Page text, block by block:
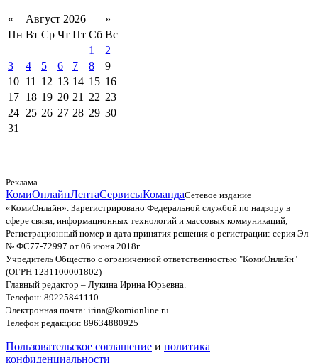
« Август 2026
»
Пн Вт Ср Чт Пт Сб Вс
1
2
3
4 5 6 7 8
9
10 11 12 13 14 15 16
17 18 19 20 21 22 23
24 25 26 27 28 29 30
31
Реклама
КомиОнлайнЛентаСервисыКомандаСетевое издание
«КомиОнлайн». Зарегистрировано Федеральной службой по надзору в
сфере связи, информационных технологий и массовых коммуникаций;
Регистрационный номер и дата принятия решения о регистрации: серия Эл
№ ФС77-72997 от 06 июня 2018г.
Учредитель Общество с ограниченной ответственностью "КомиОнлайн"
(ОГРН 1231100001802)
Главный редактор – Лукина Ирина Юрьевна.
Телефон: 89225841110
Электронная почта: irina@komionline.ru
Телефон редакции: 89634880925
Пользовательское соглашение и политика
конфиденциальности